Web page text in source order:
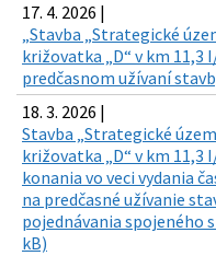
17. 4. 2026 |
„Stavba „Strategické
križovatka „D“ v km 11,3
predčasnom užívaní
18. 3. 2026 |
Stavba „Strategické
križovatka „D“ v km 11,3
konania vo veci vydania
na predčasné užívanie
pojednávania spojeného
kB)